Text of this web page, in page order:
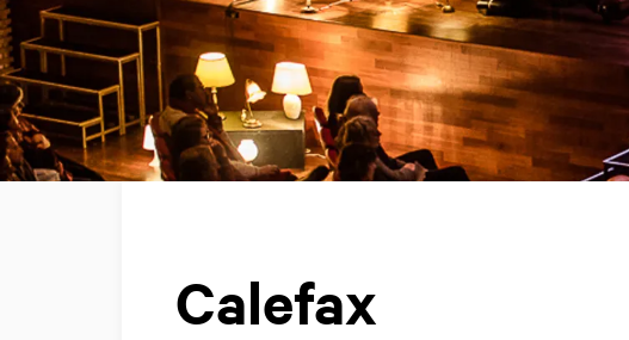
Calefax